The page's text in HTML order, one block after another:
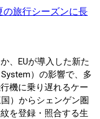
旅行シーズンに長
、EUが導入した新た
）の影響で、多
機に乗り遅れるケー
）からシェンゲン圏
を登録・照合する生